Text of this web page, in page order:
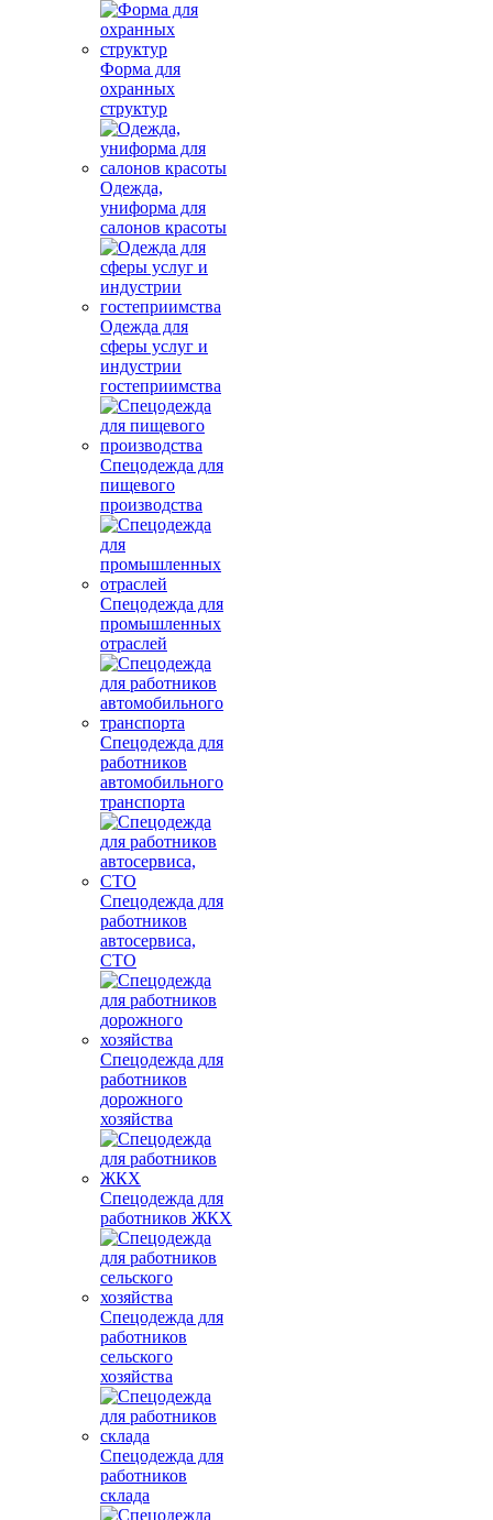
Форма для
охранных
структур
Одежда,
униформа для
салонов красоты
Одежда для
сферы услуг и
индустрии
гостеприимства
Спецодежда для
пищевого
производства
Спецодежда для
промышленных
отраслей
Спецодежда для
работников
автомобильного
транспорта
Спецодежда для
работников
автосервиса,
СТО
Спецодежда для
работников
дорожного
хозяйства
Спецодежда для
работников ЖКХ
Спецодежда для
работников
сельского
хозяйства
Спецодежда для
работников
склада